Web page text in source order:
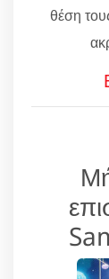
θέση